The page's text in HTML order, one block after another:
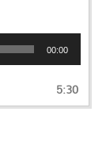
00:00
5:30